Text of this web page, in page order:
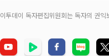
이투데이 독자편집위원회는 독자의 권